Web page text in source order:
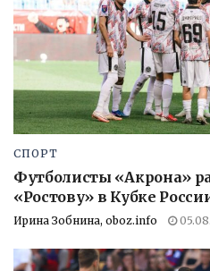
СПОРТ
Футболисты «Акрона»
«Ростову» в Кубке
Ирина Зобнина, oboz.info